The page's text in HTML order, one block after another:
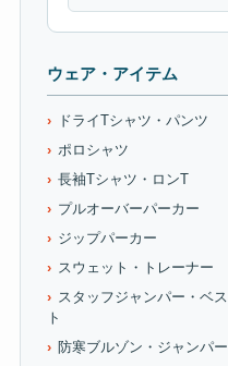
ウェア・アイテム
ドライTシャツ・パンツ
ポロシャツ
長袖Tシャツ・ロンT
プルオーバーパーカー
ジップパーカー
スウェット・トレーナー
スタッフジャンパー・ベス
ト
防寒ブルゾン・ジャンパー